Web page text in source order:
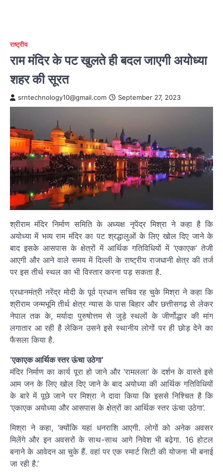
राष्ट्रीय
राम मंदिर के पट खुलते ही बदल जाएगी अयोध्या
शहर की सूरत
srntechnology10@gmail.com September 27, 2023
श्रीराम मंदिर निर्माण समिति के अध्यक्ष नृपेंद्र मिश्रा ने कहा है कि
अयोध्या में भव्य राम मंदिर का पट श्रद्धालुओं के लिए खोल दिए जाने के
बाद इसके आसपास के क्षेत्रों में आर्थिक गतिविधियों में ‘एकाएक’ तेजी
आएगी और आने वाले समय में दिल्ली के राष्ट्रीय राजधानी क्षेत्र की तर्ज
पर इस तीर्थ स्थल का भी विस्तार करना पड़ सकता है.
प्रधानमंत्री नरेंद्र मोदी के पूर्व प्रधान सचिव रह चुके मिश्रा ने कहा कि
श्रीराम जन्मभूमि तीर्थ क्षेत्र न्यास के पास बिहार और छत्तीसगढ़ से लेकर
नेपाल तक के, मर्यादा पुरुषोत्तम से जुड़े स्थलों के जीर्णोद्धार की मांग
लगातार आ रही है लेकिन उसने इसे स्थानीय लोगों पर ही छोड़ देने का
फैसला किया है.
‘एकाएक आर्थिक स्तर ऊंचा उठेगा’
मंदिर निर्माण का कार्य पूरा हो जाने और ‘रामलला’ के दर्शन के वास्ते इसे
आम जन के लिए खोल दिए जाने के बाद अयोध्या की आर्थिक गतिविधियों
के बारे में पूछे जाने पर मिश्रा ने दावा किया कि इससे निश्चित है कि
‘एकाएक अयोध्या और आसपास के क्षेत्रों का आर्थिक स्तर ऊंचा उठेगा’.
मिश्रा ने कहा, ‘क्योंकि यहां धनराशि आएगी. लोगों को अनेक अवसर
मिलेंगे और इन अवसरों के साथ-साथ आगे निवेश भी बढ़ेगा. 16 होटल
बनाने के आवेदन आ चुके हैं. वहां पर एक स्मार्ट सिटी की योजना भी बनाई
जा रही है.’